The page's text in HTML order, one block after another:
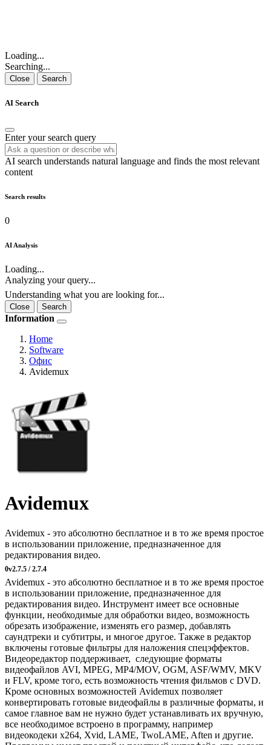
Loading...
Searching...
Close Search
AI Search
Enter your search query
AI search understands natural language and finds the most relevant
content
Search results
0
AI Analysis
Loading...
Analyzing your query...
Understanding what you are looking for...
Close Search
Information
Home
Software
Офис
Avidemux
Avidemux
Avidemux - это абсолютно бесплатное и в то же время простое
в использовании приложение, предназначенное для
редактирования видео.
0v2.7.5 / 2.7.4
Avidemux - это абсолютно бесплатное и в то же время простое
в использовании приложение, предназначенное для
редактирования видео. Инструмент имеет все основные
функции, необходимые для обработки видео, возможность
обрезать изображение, изменять его размер, добавлять
саундтреки и субтитры, и многое другое. Также в редактор
включены готовые фильтры для наложения спецэффектов.
Видеоредактор поддерживает, следующие форматы
видеофайлов AVI, MPEG, MP4/MOV, OGM, ASF/WMV, MKV
и FLV, кроме того, есть возможность чтения фильмов с DVD.
Кроме основных возможностей Avidemux позволяет
конвертировать готовые видеофайлы в различные форматы, и
самое главное вам не нужно будет устанавливать их вручную,
все необходимое встроено в программу, например
видеокодеки x264, Xvid, LAME, TwoLAME, Aften и другие.